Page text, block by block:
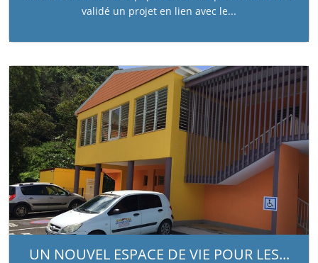
LE MOIS DU KREYOL À LA MAS LE
validé un projet en lien avec le...